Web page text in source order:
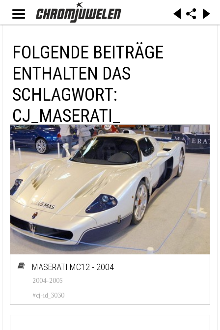
FOLGENDE BEITRÄGE
ENTHALTEN DAS
SCHLAGWORT:
CJ_MASERATI_
MASERATI MC12 - 2004
2004-2005
#cj-id_3030